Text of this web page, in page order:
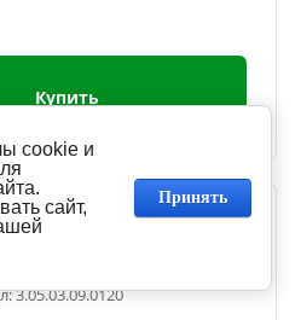
Купить
ЭК ГСО 8138-2002 МСО
(165-205 С) 500 мл
3.05.03.09.0120
cookie и
сайт,
Принять